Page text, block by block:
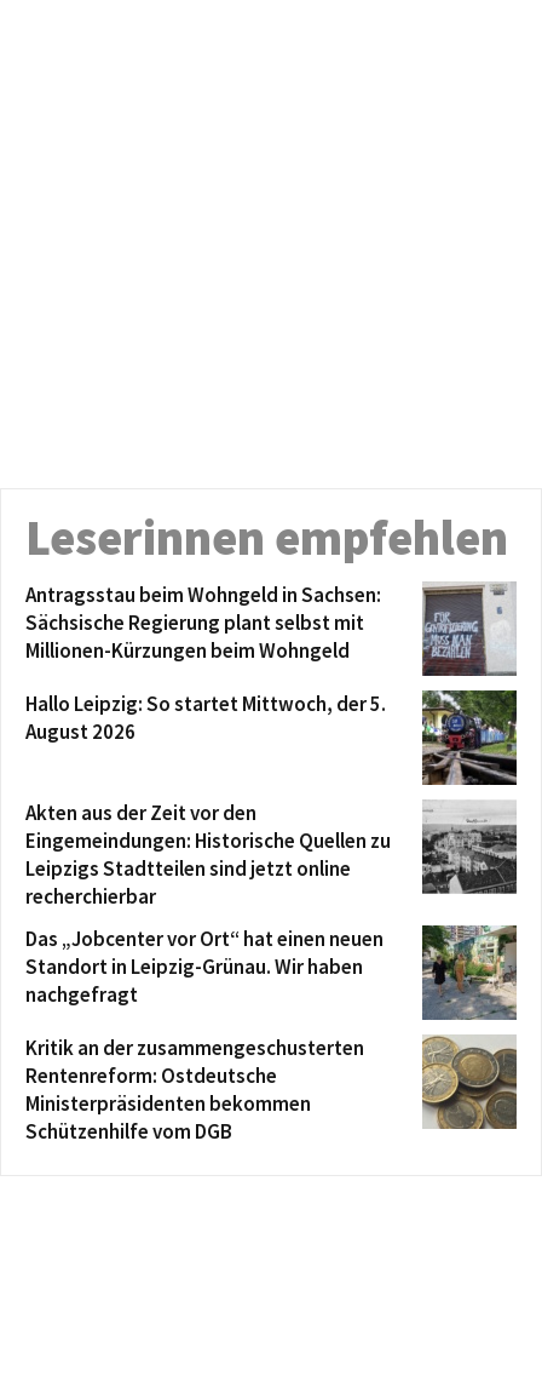
Leserinnen empfehlen
Antragsstau beim Wohngeld in Sachsen:
Sächsische Regierung plant selbst mit
Millionen-Kürzungen beim Wohngeld
Hallo Leipzig: So startet Mittwoch, der 5.
August 2026
Akten aus der Zeit vor den
Eingemeindungen: Historische Quellen zu
Leipzigs Stadtteilen sind jetzt online
recherchierbar
Das „Jobcenter vor Ort“ hat einen neuen
Standort in Leipzig-Grünau. Wir haben
nachgefragt
Kritik an der zusammengeschusterten
Rentenreform: Ostdeutsche
Ministerpräsidenten bekommen
Schützenhilfe vom DGB